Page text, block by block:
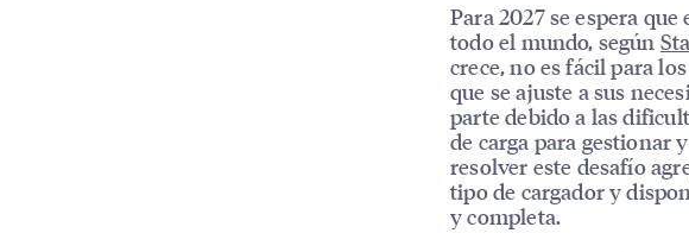
Para 2027 se espera
todo el mundo, según
crece, no es fácil para
que se ajuste a sus
parte debido a las
de carga para gestionar
resolver este desafío
tipo de cargador y
y completa.